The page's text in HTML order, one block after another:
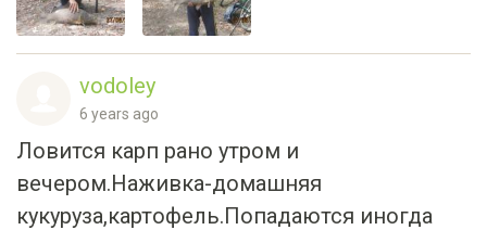
vodoley
6 years ago
Ловится карп рано утром и
вечером.Наживка-домашняя
кукуруза,картофель.Попадаются иногда